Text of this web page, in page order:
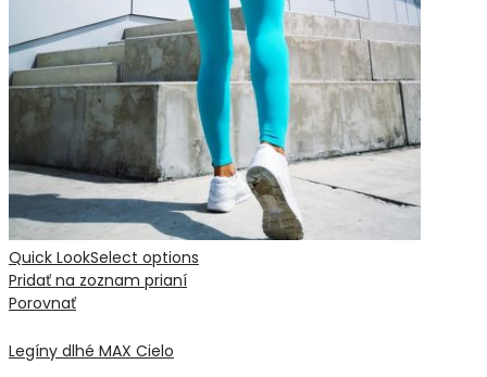
Quick LookSelect options
Pridať na zoznam prianí
Porovnať
Legíny dlhé MAX Cielo